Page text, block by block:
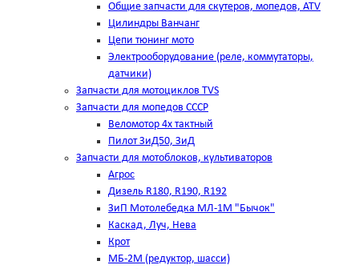
Общие запчасти для скутеров, мопедов, ATV
Цилиндры Ванчанг
Цепи тюнинг мото
Электрооборудование (реле, коммутаторы,
датчики)
Запчасти для мотоциклов TVS
Запчасти для мопедов СССР
Веломотор 4х тактный
Пилот ЗиД50, ЗиД
Запчасти для мотоблоков, культиваторов
Агрос
Дизель R180, R190, R192
ЗиП Мотолебедка МЛ-1М "Бычок"
Каскад, Луч, Нева
Крот
МБ-2М (редуктор, шасси)